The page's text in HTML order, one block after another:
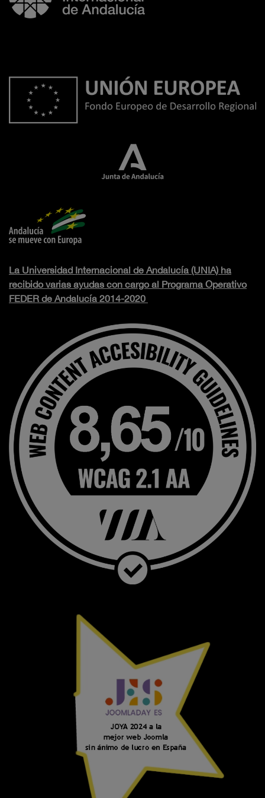
La Universidad Internacional de Andalucía (UNIA) ha
recibido varias ayudas con cargo al Programa Operativo
FEDER de Andalucía 2014-2020